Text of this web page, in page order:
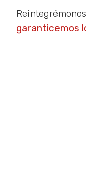
garanticemos